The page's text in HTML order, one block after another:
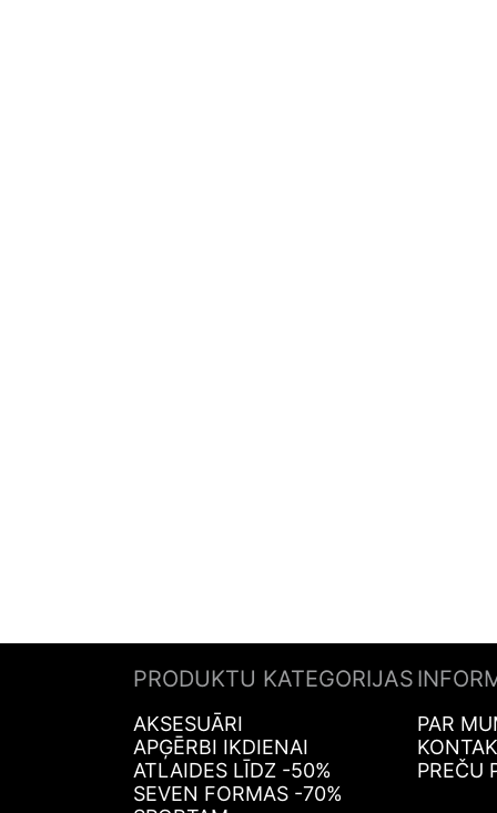
PRODUKTU KATEGORIJAS
AKSESUĀRI
APĢĒRBI IKDIENAI
ATLAIDES LĪDZ -50%
SEVEN FORMAS -70%
PAR
PREČU